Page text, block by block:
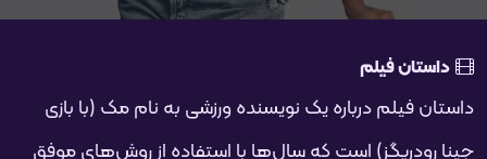
داستان فیلم
داستان فیلم درباره یک نویسنده ورزشی به نام مک (با بازی
جینا رودریگز) است که سال‌ها با استفاده از روش‌های موفق